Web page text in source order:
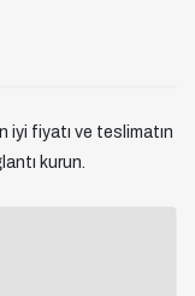
iyi fiyatı ve teslimatın
kurun.